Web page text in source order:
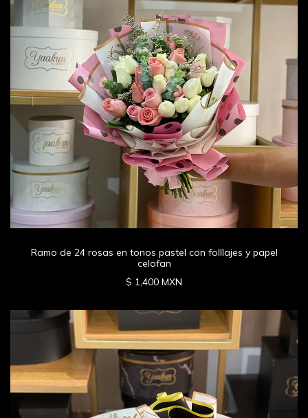
Ramo de 24 rosas en tonos pastel con folllajes y papel
celofan
$ 1,400 MXN